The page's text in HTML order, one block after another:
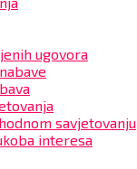
ugovora
savjetovanju
interesa